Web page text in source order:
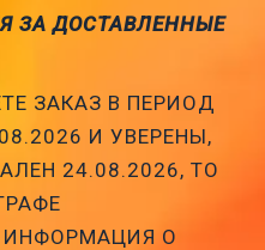
Noliktavas
ЗА ДОСТАВЛЕННЫЕ
ЗАКАЗ В ПЕРИОД
И УВЕРЕНЫ,
24.08.2026, ТО
О